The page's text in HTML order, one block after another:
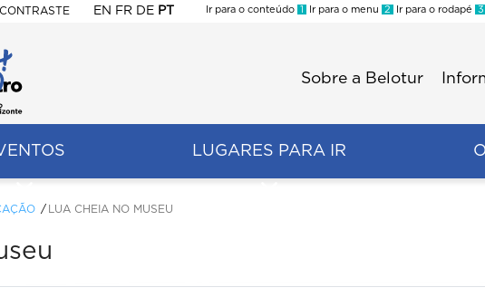
EN FR DE PT
Ir para o conteúdo 1 Ir para o menu 2 Ir para o rodapé 3
Sobre a Belotur
LUGARES PARA IR
LUA CHEIA NO MUSEU